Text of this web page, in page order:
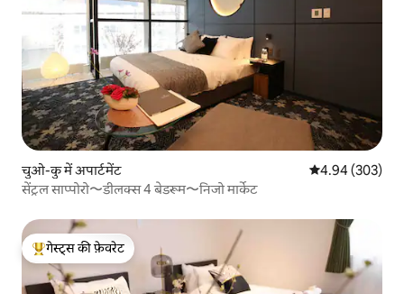
चुओ-कु में अपार्टमेंट औसत रेटिंग 5 में से
4.94 (303)
सेंट्रल साप्पोरो〜डीलक्स 4 बेडरूम〜निजो मार्केट
गेस्ट्स का टॉप फ़ेवरेट
गेस्ट्स की फ़ेवरेट